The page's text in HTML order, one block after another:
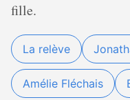
fille.
La relève
Amélie Fléchais